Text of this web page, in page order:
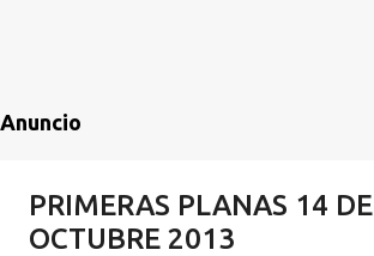
Anuncio
PRIMERAS PLANAS 14 DE
OCTUBRE 2013